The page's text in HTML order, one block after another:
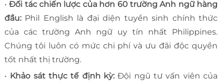
•Đối tác chiến lược của hơn 60 trường Anh ngữ hàng
đầu: Phil English là đại diện tuyển sinh chính thức
của các trường Anh ngữ uy tín nhất Philippines.
Chúng tôi luôn có mức chi phí và ưu đãi độc quyền
tốt nhất thị trường.
• Khảo sát thực tế định kỳ: Đội ngũ tư vấn viên của